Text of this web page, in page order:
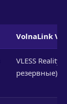
VolnaLink
VLESS Reality
резервные)